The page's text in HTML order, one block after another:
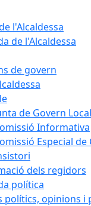
l'Alcaldessa
de l'Alcaldessa
de govern
de Govern Local
Informativa
Especial de
dels regidors
política
polítics, opinions i